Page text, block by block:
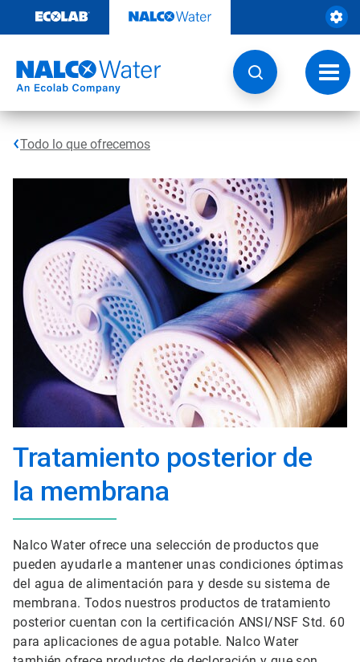
contenido
de
Todo lo que ofrecemos
Tratamiento posterior de
la membrana
Nalco Water ofrece una selección de productos que
pueden ayudarle a mantener unas condiciones óptimas
del agua de alimentación para y desde su sistema de
membrana. Todos nuestros productos de tratamiento
posterior cuentan con la certificación ANSI/NSF Std. 60
para aplicaciones de agua potable. Nalco Water